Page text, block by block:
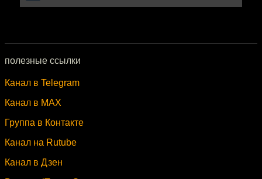
полезные ссылки
Канал в Telegram
Канал в MAX
Группа в Контакте
Канал на Rutube
Канал в Дзен